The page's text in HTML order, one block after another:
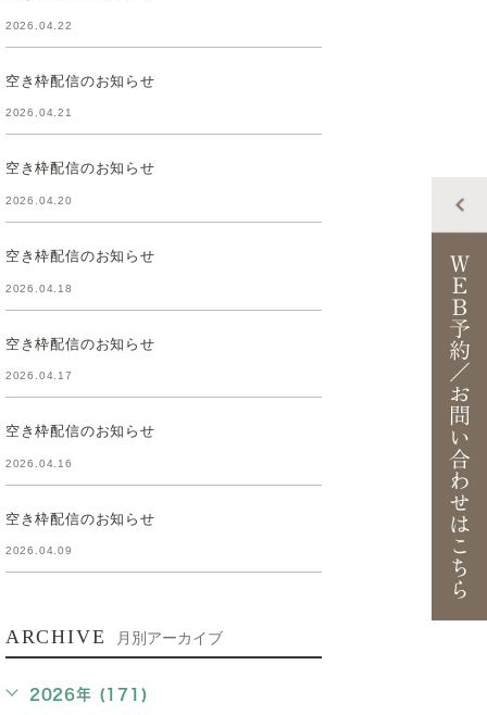
2026.04.22
空き枠配信のお知らせ
2026.04.21
空き枠配信のお知らせ
2026.04.20
空き枠配信のお知らせ
2026.04.18
空き枠配信のお知らせ
2026.04.17
空き枠配信のお知らせ
2026.04.16
空き枠配信のお知らせ
2026.04.09
ARCHIVE 月別アーカイブ
2026年 (171)